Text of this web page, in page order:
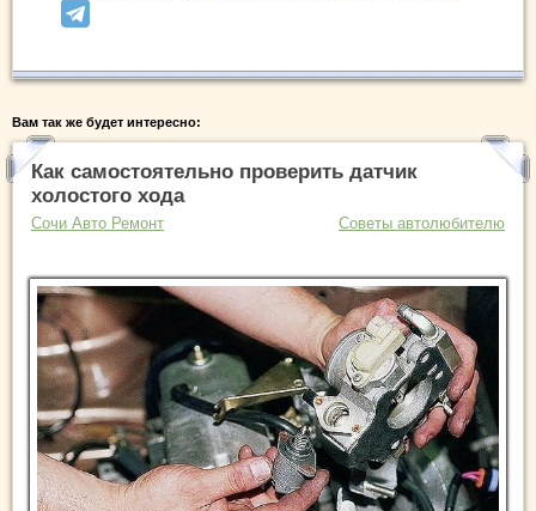
Вам так же будет интересно:
Как самостоятельно проверить датчик
холостого хода
Сочи Авто Ремонт Советы автолюбителю